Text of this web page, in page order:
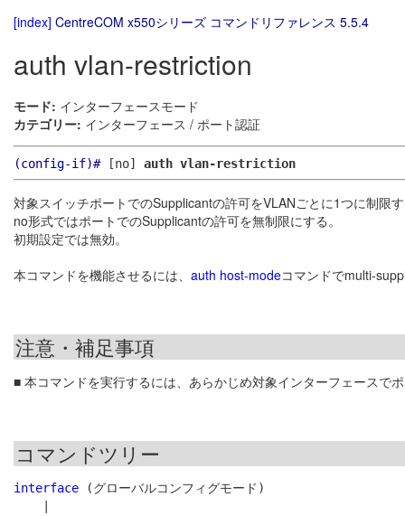
[index] CentreCOM x550シリーズ コマンドリファレンス 5.5.4
auth vlan-restriction
モード: インターフェースモード
カテゴリー: インターフェース / ポート認証
(config-if)#[no] auth vlan-restriction
対象スイッチポートでのSupplicantの許可をVLANごとに1つに制限
no形式ではポートでのSupplicantの許可を無制限にする。
初期設定では無効。
本コマンドを機能させるには、 auth host-modeコマンドでmulti-
注意・補足事項
■ 本コマンドを実行するには、あらかじめ対象インターフェースで
コマンドツリー
interface (グローバルコンフィグモード)